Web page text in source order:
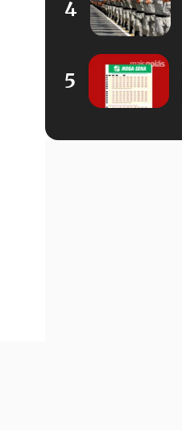
4
5